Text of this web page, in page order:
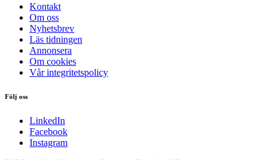
Kontakt
Om oss
Nyhetsbrev
Läs tidningen
Annonsera
Om cookies
Vår integritetspolicy
Följ oss
LinkedIn
Facebook
Instagram